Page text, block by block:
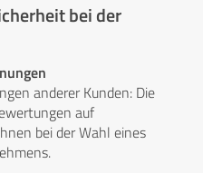
bei der
anderer Kunden: Die
auf
bei der Wahl eines